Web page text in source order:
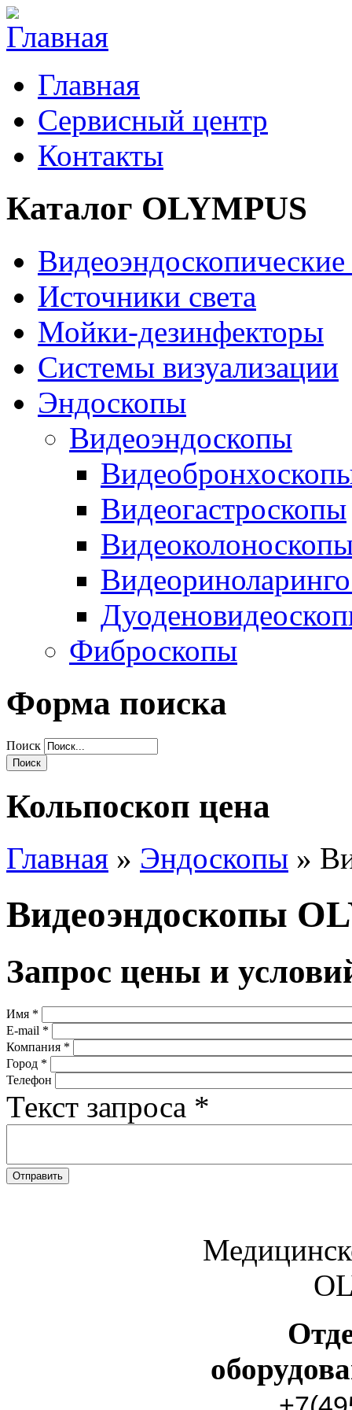
Главная
Сервисный центр
Контакты
Каталог OLYMPUS
Источники света
Мойки-дезинфекторы
Системы визуализации
Эндоскопы
Видеоэндоскопы
Видеогастроскопы
Фиброскопы
Форма поиска
Поиск
Кольпоскоп цена
Главная » Эндоскопы »
Видеоэндоскопы
Запрос цены и
Имя *
E-mail *
Компания *
Город *
Телефон
Текст запроса *